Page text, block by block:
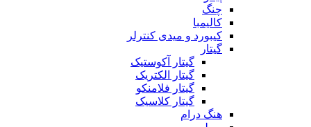
چنگ
کالیمبا
کیبورد و میدی کنترلر
گیتار
گیتار آکوستیک
گیتار الکتریک
گیتار فلامنکو
گیتار کلاسیک
هنگ درام